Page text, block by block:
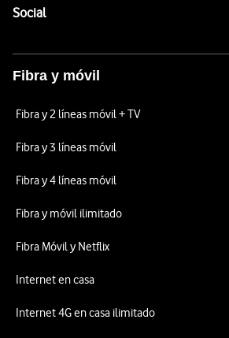
SocialEnlaces a las redes sociales de
Fibra y móvil
Fibra y 2 líneas móvil + TV
Fibra y 3 líneas móvil
Fibra y 4 líneas móvil
Fibra y móvil ilimitado
Fibra Móvil y Netflix
Internet en casa
Internet 4G en casa ilimitado